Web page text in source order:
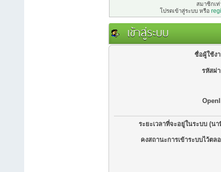
สมาชิกเ
โปรดเข้าสู่ระบบ หรือ
เข้าสู่ระบบ
ชื่อผู้ใช้ง
รหัสผ่
ระยะเวลาที่จะอยู่ในระบบ (นา
คงสถานะการเข้าระบบไว้ตล